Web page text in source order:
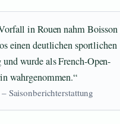
in Rouen nahm Boisson
einen deutlichen sportlichen
wurde als French-Open-
wahrgenommen.“
Saisonberichterstattung